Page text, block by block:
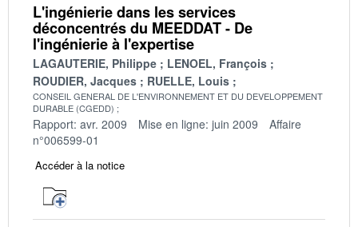
L'ingénierie dans les services
déconcentrés du MEEDDAT - De
l'ingénierie à l'expertise
LAGAUTERIE, Philippe
LENOEL, François
ROUDIER, Jacques
RUELLE, Louis
CONSEIL GENERAL DE L'ENVIRONNEMENT ET DU DEVELOPPEMENT
DURABLE (CGEDD)
Rapport: avr. 2009 Mise en ligne: juin 2009
Affaire
n°006599-01
Accéder à la notice